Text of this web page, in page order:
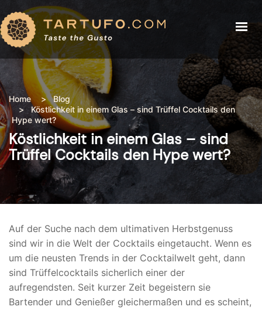
TRÜFFEL
TRÜFFEL PREISE
REZEPTE
BLOG
ÜBER UNS
BUY TRUFFLE
TRÜFFEL
TRÜFFEL PREISE
REZEPTE
BLOG
ÜBER UNS
SHOP
ANMELDEN
WARENKORB
Home
Blog
Köstlichkeit in einem Glas – sind Trüffel Cocktails den
Hype wert?
Köstlichkeit in einem Glas – sind
Trüffel Cocktails den Hype wert?
Auf der Suche nach dem ultimativen Herbstgenuss
sind wir in die Welt der Cocktails eingetaucht. Wenn es
um die neusten Trends in der Cocktailwelt geht, dann
sind Trüffelcocktails sicherlich einer der
aufregendsten. Seit kurzer Zeit begeistern sie
Bartender und Genießer gleichermaßen und es scheint,